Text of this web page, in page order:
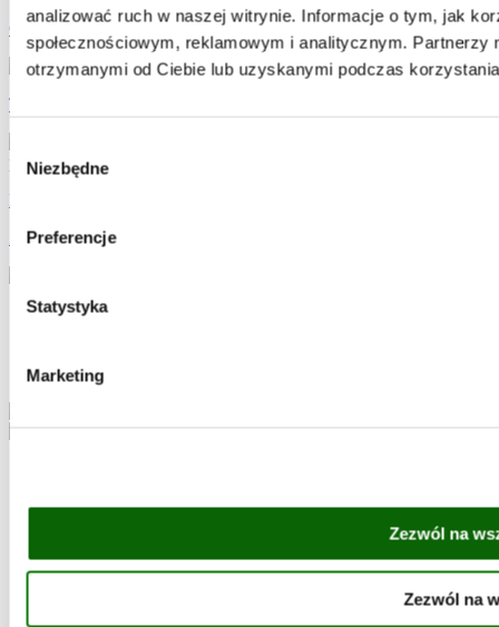
analizować ruch w naszej witrynie. Informacje o tym, jak
społecznościowym, reklamowym i analitycznym. Partnerzy
otrzymanymi od Ciebie lub uzyskanymi podczas
Wybór
zgody
Niezbędne
Preferencje
Statystyka
Marketing
Zezwól na
Zezwól na
Cykoria w szynce parmeńskiej z pieczarkami
Tatar ze śledzia z marynowanymi pieczarkami
Pita z fasolką curry i szpinakiem
Zobacz więcej takich przepisów
Kontakt
Bonduelle Polska